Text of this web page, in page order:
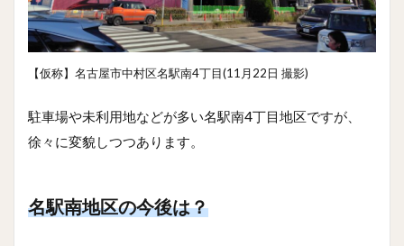
【仮称】名古屋市中村区名駅南4丁目(11月22日 撮影)
駐車場や未利用地などが多い名駅南4丁目地区ですが、
徐々に変貌しつつあります。
名駅南地区の今後は？